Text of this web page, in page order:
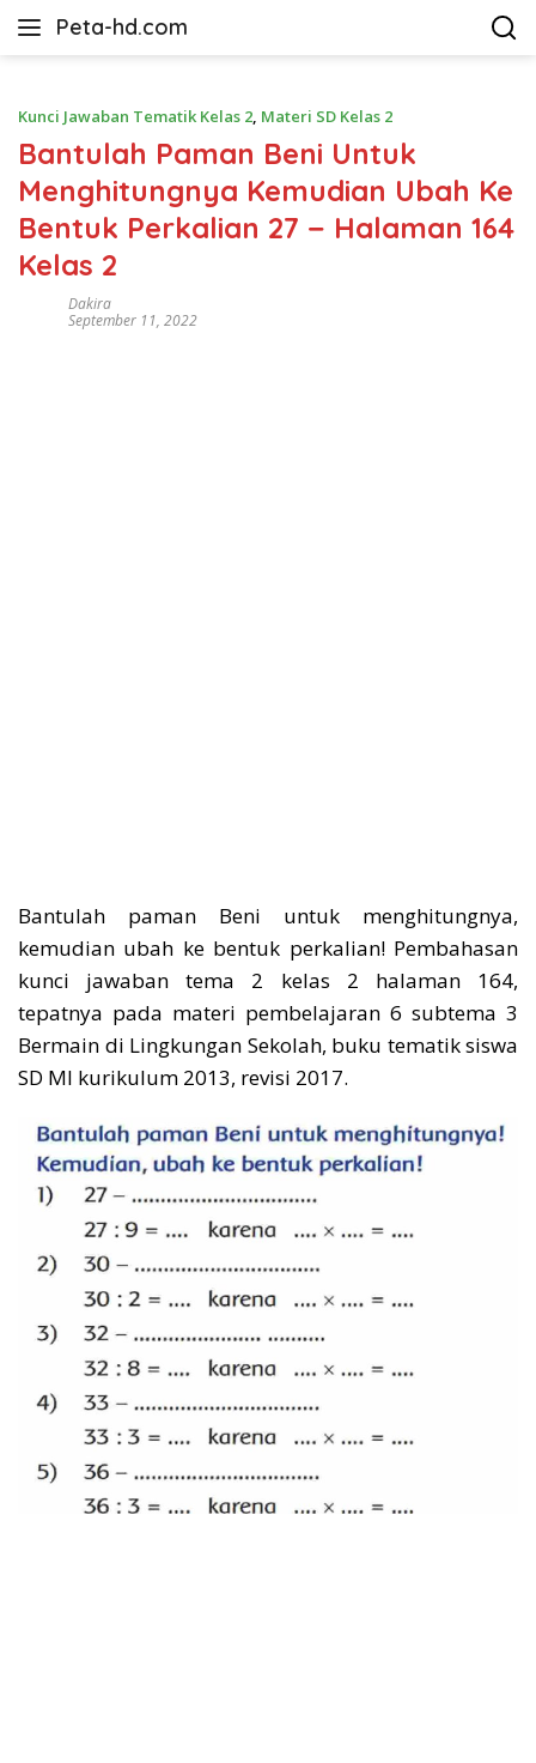
Peta-hd.com
Kumpulan
HD
Kunci Jawaban Tematik Kelas 2, Materi SD Kelas 2
Bantulah Paman Beni Untuk
Menghitungnya Kemudian Ubah Ke
Bentuk Perkalian 27 − Halaman 164
Kelas 2
Dakira
September 11, 2022
Bantulah paman Beni untuk menghitungnya,
kemudian ubah ke bentuk perkalian! Pembahasan
kunci jawaban tema 2 kelas 2 halaman 164,
tepatnya pada materi pembelajaran 6 subtema 3
Bermain di Lingkungan Sekolah, buku tematik siswa
SD MI kurikulum 2013, revisi 2017.